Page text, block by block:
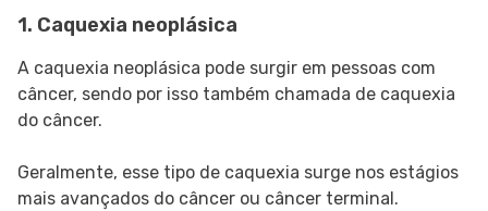
1. Caquexia neoplásica
A caquexia neoplásica pode surgir em pessoas com
câncer, sendo por isso também chamada de caquexia
do câncer.
Geralmente, esse tipo de caquexia surge nos estágios
mais avançados do câncer ou câncer terminal.